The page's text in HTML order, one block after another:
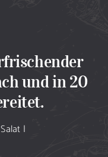
und in 20
Salat |